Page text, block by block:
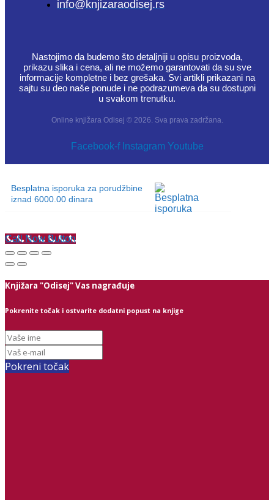
info@knjizaraodisej.rs
Nastojimo da budemo što detaljniji u opisu proizvoda,
prikazu slika i cena, ali ne možemo garantovati da su sve
informacije kompletne i bez grešaka. Svi artikli prikazani na
sajtu su deo naše ponude i ne podrazumeva da su dostupni
u svakom trenutku.
Online knjižara Odisej © 2026. Sva prava zadržana.
Facebook-f Instagram Youtube
Besplatna isporuka za porudžbine
iznad 6000.00 dinara
Call Now Button
Knjižara "Odisej" Vas nagrađuje
Pokrenite točak i ostvarite dodatni popust na knjige
Pokreni točak